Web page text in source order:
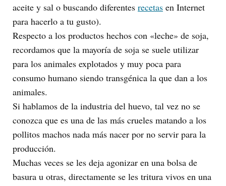
aceite y sal o buscando diferentes recetas en Internet
para hacerlo a tu gusto).
Respecto a los productos hechos con «leche» de soja,
recordamos que la mayoría de soja se suele utilizar
para los animales explotados y muy poca para
consumo humano siendo transgénica la que dan a los
animales.
Si hablamos de la industria del huevo, tal vez no se
conozca que es una de las más crueles matando a los
pollitos machos nada más nacer por no servir para la
producción.
Muchas veces se les deja agonizar en una bolsa de
basura u otras, directamente se les tritura vivos en una